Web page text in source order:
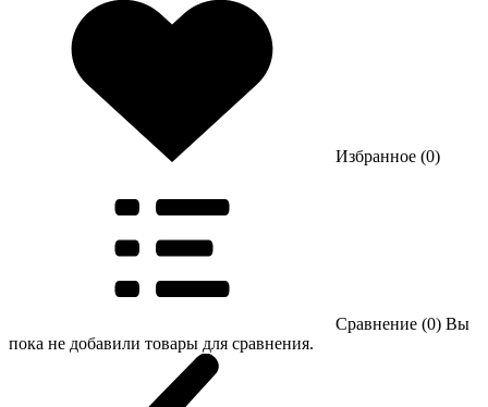
Избранное (0)
Сравнение (0) Вы
пока не добавили товары для сравнения.